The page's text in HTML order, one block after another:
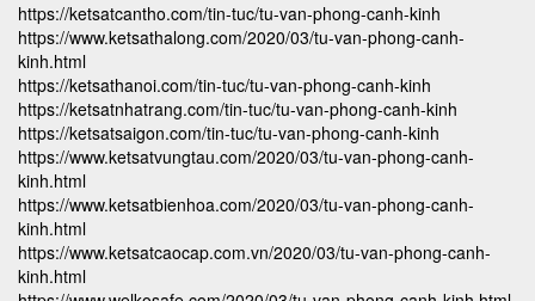
https://ketsatcantho.com/tin-tuc/tu-van-phong-canh-kinh
https://www.ketsathalong.com/2020/03/tu-van-phong-canh-
kinh.html
https://ketsathanoi.com/tin-tuc/tu-van-phong-canh-kinh
https://ketsatnhatrang.com/tin-tuc/tu-van-phong-canh-kinh
https://ketsatsaigon.com/tin-tuc/tu-van-phong-canh-kinh
https://www.ketsatvungtau.com/2020/03/tu-van-phong-canh-
kinh.html
https://www.ketsatbienhoa.com/2020/03/tu-van-phong-canh-
kinh.html
https://www.ketsatcaocap.com.vn/2020/03/tu-van-phong-canh-
kinh.html